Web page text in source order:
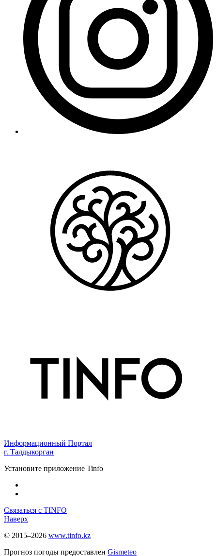
Информационный Портал
г. Талдыкорган
Установите приложение Tinfo
Связаться с TINFO
Наверх
© 2015–2026 www.tinfo.kz
Прогноз погоды предоставлен Gismeteo